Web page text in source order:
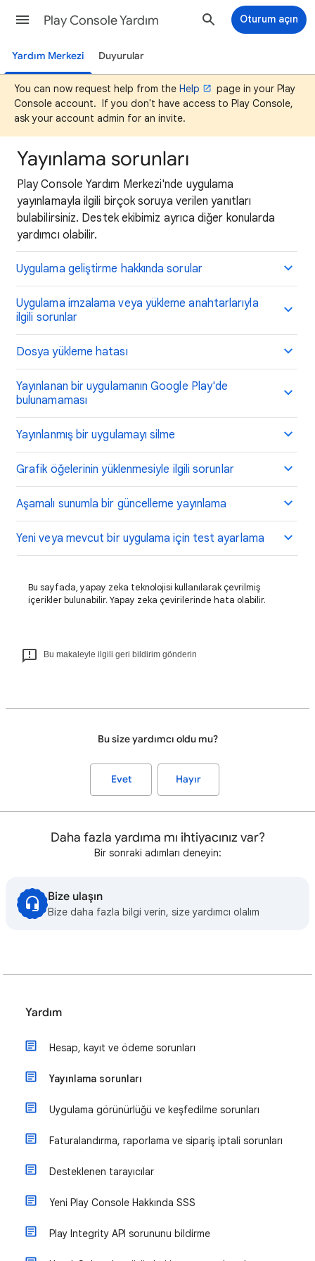
Play Console Yardım Oturum açın
Yardım Merkezi Duyurular
You can now request help from the Help
page in your Play
Console account. If you don't have access to Play Console,
ask your account admin for an invite.
Yayınlama sorunları
Play Console Yardım Merkezi'nde uygulama
yayınlamayla ilgili birçok soruya verilen yanıtları
bulabilirsiniz. Destek ekibimiz ayrıca diğer konularda
yardımcı olabilir.
Uygulama geliştirme hakkında sorular
Uygulama imzalama veya yükleme anahtarlarıyla
ilgili sorunlar
Dosya yükleme hatası
Yayınlanan bir uygulamanın Google Play'de
bulunamaması
Yayınlanmış bir uygulamayı silme
Grafik öğelerinin yüklenmesiyle ilgili sorunlar
Aşamalı sunumla bir güncelleme yayınlama
Yeni veya mevcut bir uygulama için test ayarlama
Bu sayfada, yapay zeka teknolojisi kullanılarak çevrilmiş
içerikler bulunabilir. Yapay zeka çevirilerinde hata olabilir.
Bu makaleyle ilgili geri bildirim gönderin
Bu size yardımcı oldu mu?
Evet Hayır
Daha fazla yardıma mı ihtiyacınız var?
Bir sonraki adımları deneyin:
Bize ulaşın
Bize daha fazla bilgi verin, size yardımcı olalım
Yardım
Hesap, kayıt ve ödeme sorunları
Yayınlama sorunları
Uygulama görünürlüğü ve keşfedilme sorunları
Faturalandırma, raporlama ve sipariş iptali sorunları
Desteklenen tarayıcılar
Yeni Play Console Hakkında SSS
Play Integrity API sorununu bildirme